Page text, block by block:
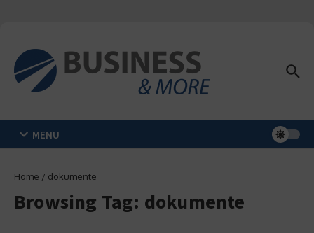
MENU
Home / dokumente
Browsing Tag: dokumente